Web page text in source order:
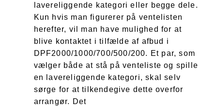
lavereliggende kategori eller begge dele.
Kun hvis man figurerer på ventelisten
herefter, vil man have mulighed for at
blive kontaktet i tilfælde af afbud i
DPF2000/1000/700/500/200. Et par, som
vælger både at stå på venteliste og spille
en lavereliggende kategori, skal selv
sørge for at tilkendegive dette overfor
arrangør. Det